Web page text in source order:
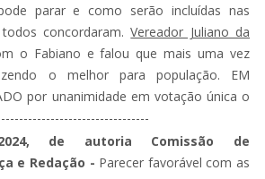
parar e como serão incluídas nas
concordaram.Vereador Juliano da
o Fabiano e falou que mais uma vez
o melhor para população. EM
por unanimidade em votação única o
2024, de autoria Comissão de
e Redação - Parecer favorável com as